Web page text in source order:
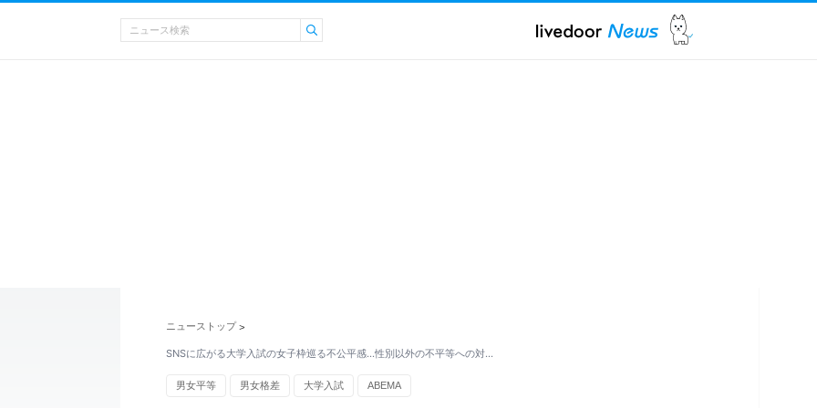
ニューストップ >
SNSに広がる大学入試の女子枠巡る不公平感…性別以外の不平等への対…
男女平等 男女格差 大学入試 ABEMA